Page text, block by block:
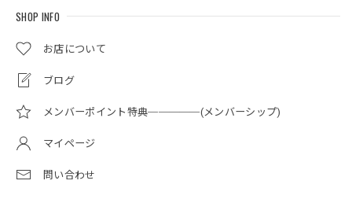
SHOP INFO
お店について
ブログ
メンバーポイント特典─────(メンバーシップ)
マイページ
問い合わせ